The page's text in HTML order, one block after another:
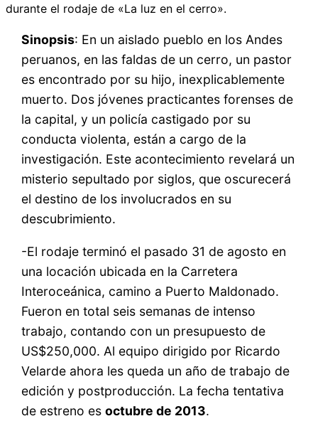
durante el rodaje de «La luz en el cerro».
Sinopsis: En un aislado pueblo en los Andes
peruanos, en las faldas de un cerro, un pastor
es encontrado por su hijo, inexplicablemente
muerto. Dos jóvenes practicantes forenses de
la capital, y un policía castigado por su
conducta violenta, están a cargo de la
investigación. Este acontecimiento revelará un
misterio sepultado por siglos, que oscurecerá
el destino de los involucrados en su
descubrimiento.
-El rodaje terminó el pasado 31 de agosto en
una locación ubicada en la Carretera
Interoceánica, camino a Puerto Maldonado.
Fueron en total seis semanas de intenso
trabajo, contando con un presupuesto de
US$250,000. Al equipo dirigido por Ricardo
Velarde ahora les queda un año de trabajo de
edición y postproducción. La fecha tentativa
de estreno esoctubre de 2013.